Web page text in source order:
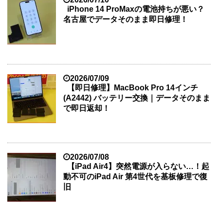
iPhone 14 ProMaxの電池持ちが悪い？
名古屋でデータそのまま即日修理！
2026/07/09
【即日修理】MacBook Pro 14インチ
(A2442) バッテリー交換｜データそのまま
で即日返却！
2026/07/08
【iPad Air4】突然電源が入らない…！起
動不可のiPad Air 第4世代を基板修理で復
旧